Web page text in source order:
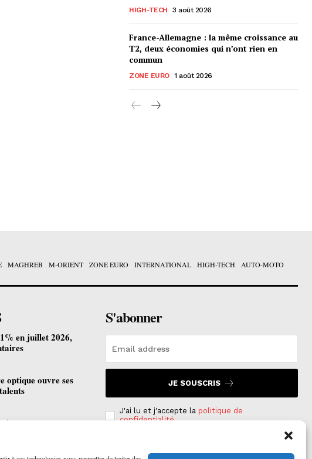
HIGH-TECH 3 août 2026
France-Allemagne : la même croissance au
T2, deux économies qui n’ont rien en
commun
ZONE EURO 1 août 2026
MAGHREB M-ORIENT ZONE EURO INTERNATIONAL HIGH-TECH AUTO-MOTO
en juillet 2026,
optique ouvre ses
quelles
S'abonner
JE SOUSCRIS
J'ai lu et j'accepte la politique de
confidentialité.